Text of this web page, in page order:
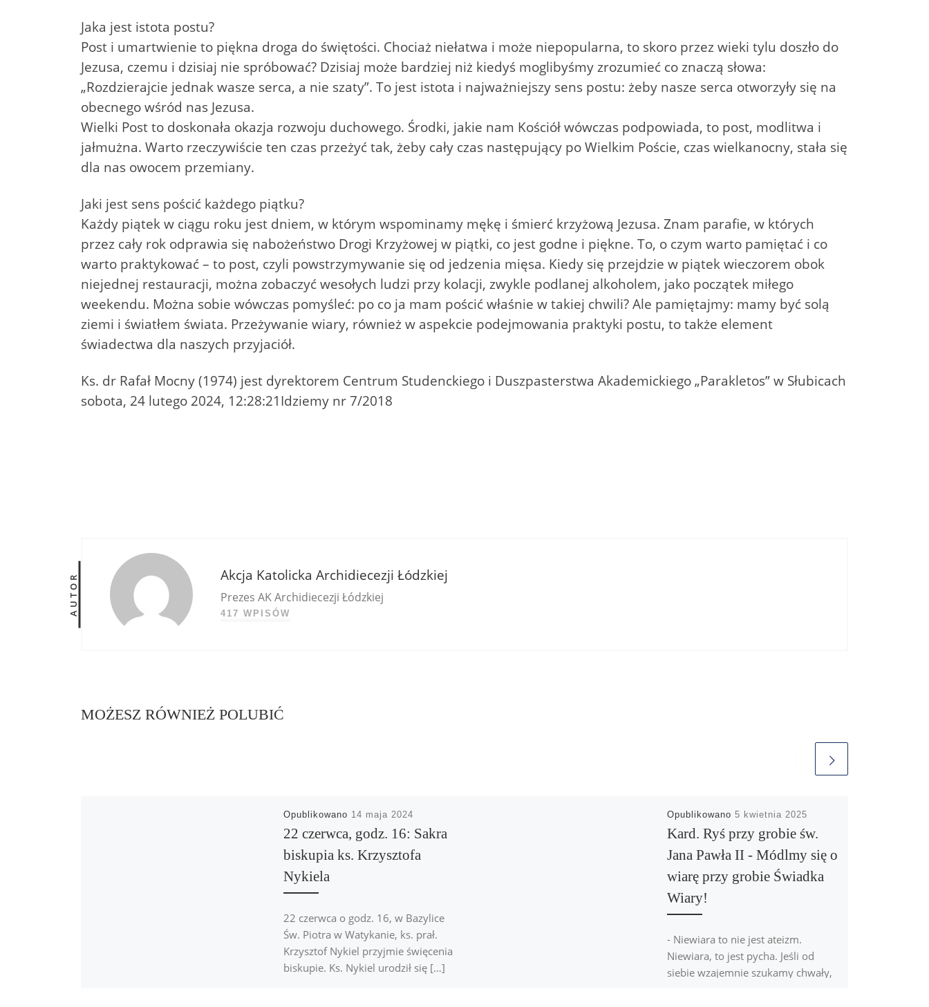
Jaka jest istota postu?
Post i umartwienie to piękna droga do świętości. Chociaż niełatwa i może niepopularna, to skoro przez wieki tylu doszło do
Jezusa, czemu i dzisiaj nie spróbować? Dzisiaj może bardziej niż kiedyś moglibyśmy zrozumieć co znaczą słowa:
„Rozdzierajcie jednak wasze serca, a nie szaty”. To jest istota i najważniejszy sens postu: żeby nasze serca otworzyły się na
obecnego wśród nas Jezusa.
Wielki Post to doskonała okazja rozwoju duchowego. Środki, jakie nam Kościół wówczas podpowiada, to post, modlitwa i
jałmużna. Warto rzeczywiście ten czas przeżyć tak, żeby cały czas następujący po Wielkim Poście, czas wielkanocny, stała się
dla nas owocem przemiany.
Jaki jest sens pościć każdego piątku?
Każdy piątek w ciągu roku jest dniem, w którym wspominamy mękę i śmierć krzyżową Jezusa. Znam parafie, w których
przez cały rok odprawia się nabożeństwo Drogi Krzyżowej w piątki, co jest godne i piękne. To, o czym warto pamiętać i co
warto praktykować – to post, czyli powstrzymywanie się od jedzenia mięsa. Kiedy się przejdzie w piątek wieczorem obok
niejednej restauracji, można zobaczyć wesołych ludzi przy kolacji, zwykle podlanej alkoholem, jako początek miłego
weekendu. Można sobie wówczas pomyśleć: po co ja mam pościć właśnie w takiej chwili? Ale pamiętajmy: mamy być solą
ziemi i światłem świata. Przeżywanie wiary, również w aspekcie podejmowania praktyki postu, to także element
świadectwa dla naszych przyjaciół.
Ks. dr Rafał Mocny (1974) jest dyrektorem Centrum Studenckiego i Duszpasterstwa Akademickiego „Parakletos” w Słubicach
sobota, 24 lutego 2024, 12:28:21Idziemy nr 7/2018
AUTOR Akcja Katolicka Archidiecezji Łódzkiej
Prezes AK Archidiecezji Łódzkiej
417 WPISÓW
MOŻESZ RÓWNIEŻ POLUBIĆ
Opublikowano 14 maja 2024
22 czerwca, godz. 16: Sakra
biskupia ks. Krzysztofa
Nykiela
22 czerwca o godz. 16, w Bazylice
Św. Piotra w Watykanie, ks. prał.
Krzysztof Nykiel przyjmie święcenia
biskupie. Ks. Nykiel urodził się […]
Opublikowano 5 kwietnia 2025
Kard. Ryś przy grobie św.
Jana Pawła II - Módlmy się o
wiarę przy grobie Świadka
Wiary!
- Niewiara to nie jest ateizm.
Niewiara, to jest pycha. Jeśli od
siebie wzajemnie szukamy chwały,